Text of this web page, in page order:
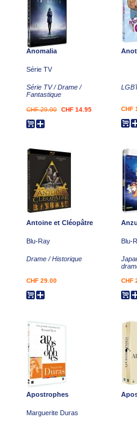
Anomalia
Série TV
Série TV / Drame /
Fantastique
CHF 29.90 CHF 14.95 CHF
Antoine et Cléopâtre
Blu-Ray
Drame / Historique
CHF 29.00
Blu-
CHF
Apostrophes
Marguerite Duras